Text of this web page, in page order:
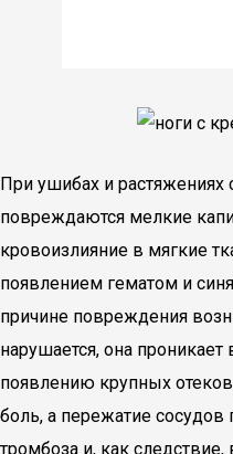
При ушибах и растяжениях
повреждаются мелкие
кровоизлияние в мягкие
появлением гематом и
причине повреждения
нарушается, она проникает
появлению крупных
боль, а пережатие сосудов
тромбоза и, как